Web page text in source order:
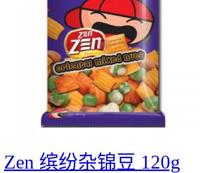
Zen 缤纷杂锦豆 120g